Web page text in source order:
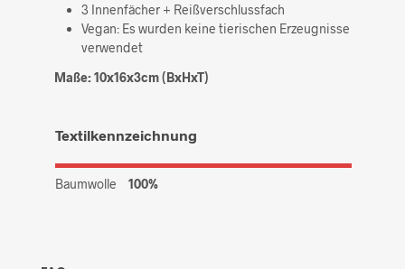
3 Innenfächer + Reißverschlussfach
Vegan: Es wurden keine tierischen Erzeugnisse
verwendet
Maße: 10x16x3cm (BxHxT)
Textilkennzeichnung
Baumwolle 100%